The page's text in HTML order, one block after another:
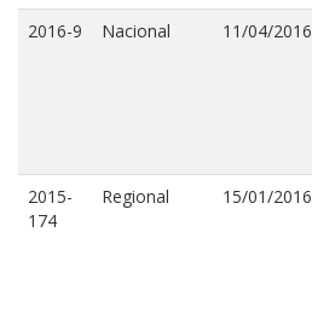
2016-9 Nacional 11/04/2016
2015-
174
Regional 15/01/2016